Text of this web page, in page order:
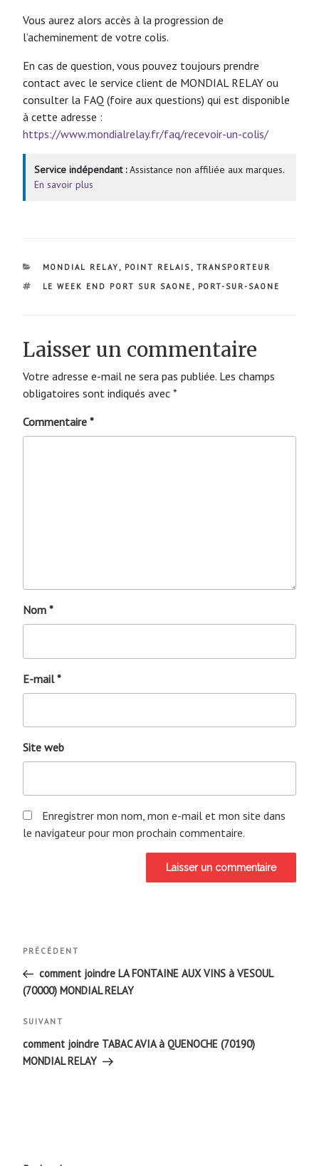
Vous aurez alors accès à la progression de
l’acheminement de votre colis.
En cas de question, vous pouvez toujours prendre
contact avec le service client de MONDIAL RELAY ou
consulter la FAQ (foire aux questions) qui est disponible
à cette adresse :
https://www.mondialrelay.fr/faq/recevoir-un-colis/
Service indépendant :Assistance non affiliée aux marques.
En savoir plus
CATÉGORIES
MONDIAL RELAY , POINT RELAIS , TRANSPORTEUR
ÉTIQUETTES
LE WEEK END PORT SUR SAONE , PORT-SUR-SAONE
Laisser un commentaire
Votre adresse e-mail ne sera pas publiée. Les champs
obligatoires sont indiqués avec *
Commentaire *
Nom *
E-mail*
Site web
Enregistrer mon nom, mon e-mail et mon site dans
le navigateur pour mon prochain commentaire.
Navigation
de
l’article
Article
précédent
PRÉCÉDENT
comment joindre LA FONTAINE AUX VINS à VESOUL
(70000) MONDIAL RELAY
Article
suivant
SUIVANT
comment joindre TABAC AVIA à QUENOCHE (70190)
MONDIAL RELAY